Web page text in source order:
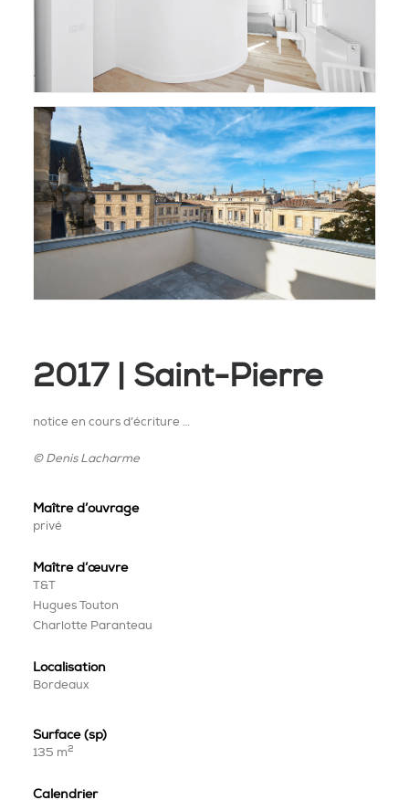
2017 | Saint-Pierre
notice en cours d’écriture …
© Denis Lacharme
Maître d’ouvrage
privé
Maîtred’œuvre
T&T
Hugues Touton
Charlotte Paranteau
Localisation
Bordeaux
Surface (sp)
135 m2
Calendrier